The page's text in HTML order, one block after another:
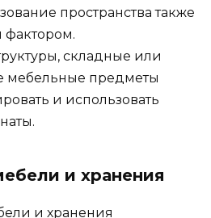
пространства также
фактором.
складные или
мебельные предметы
и использовать
и хранения